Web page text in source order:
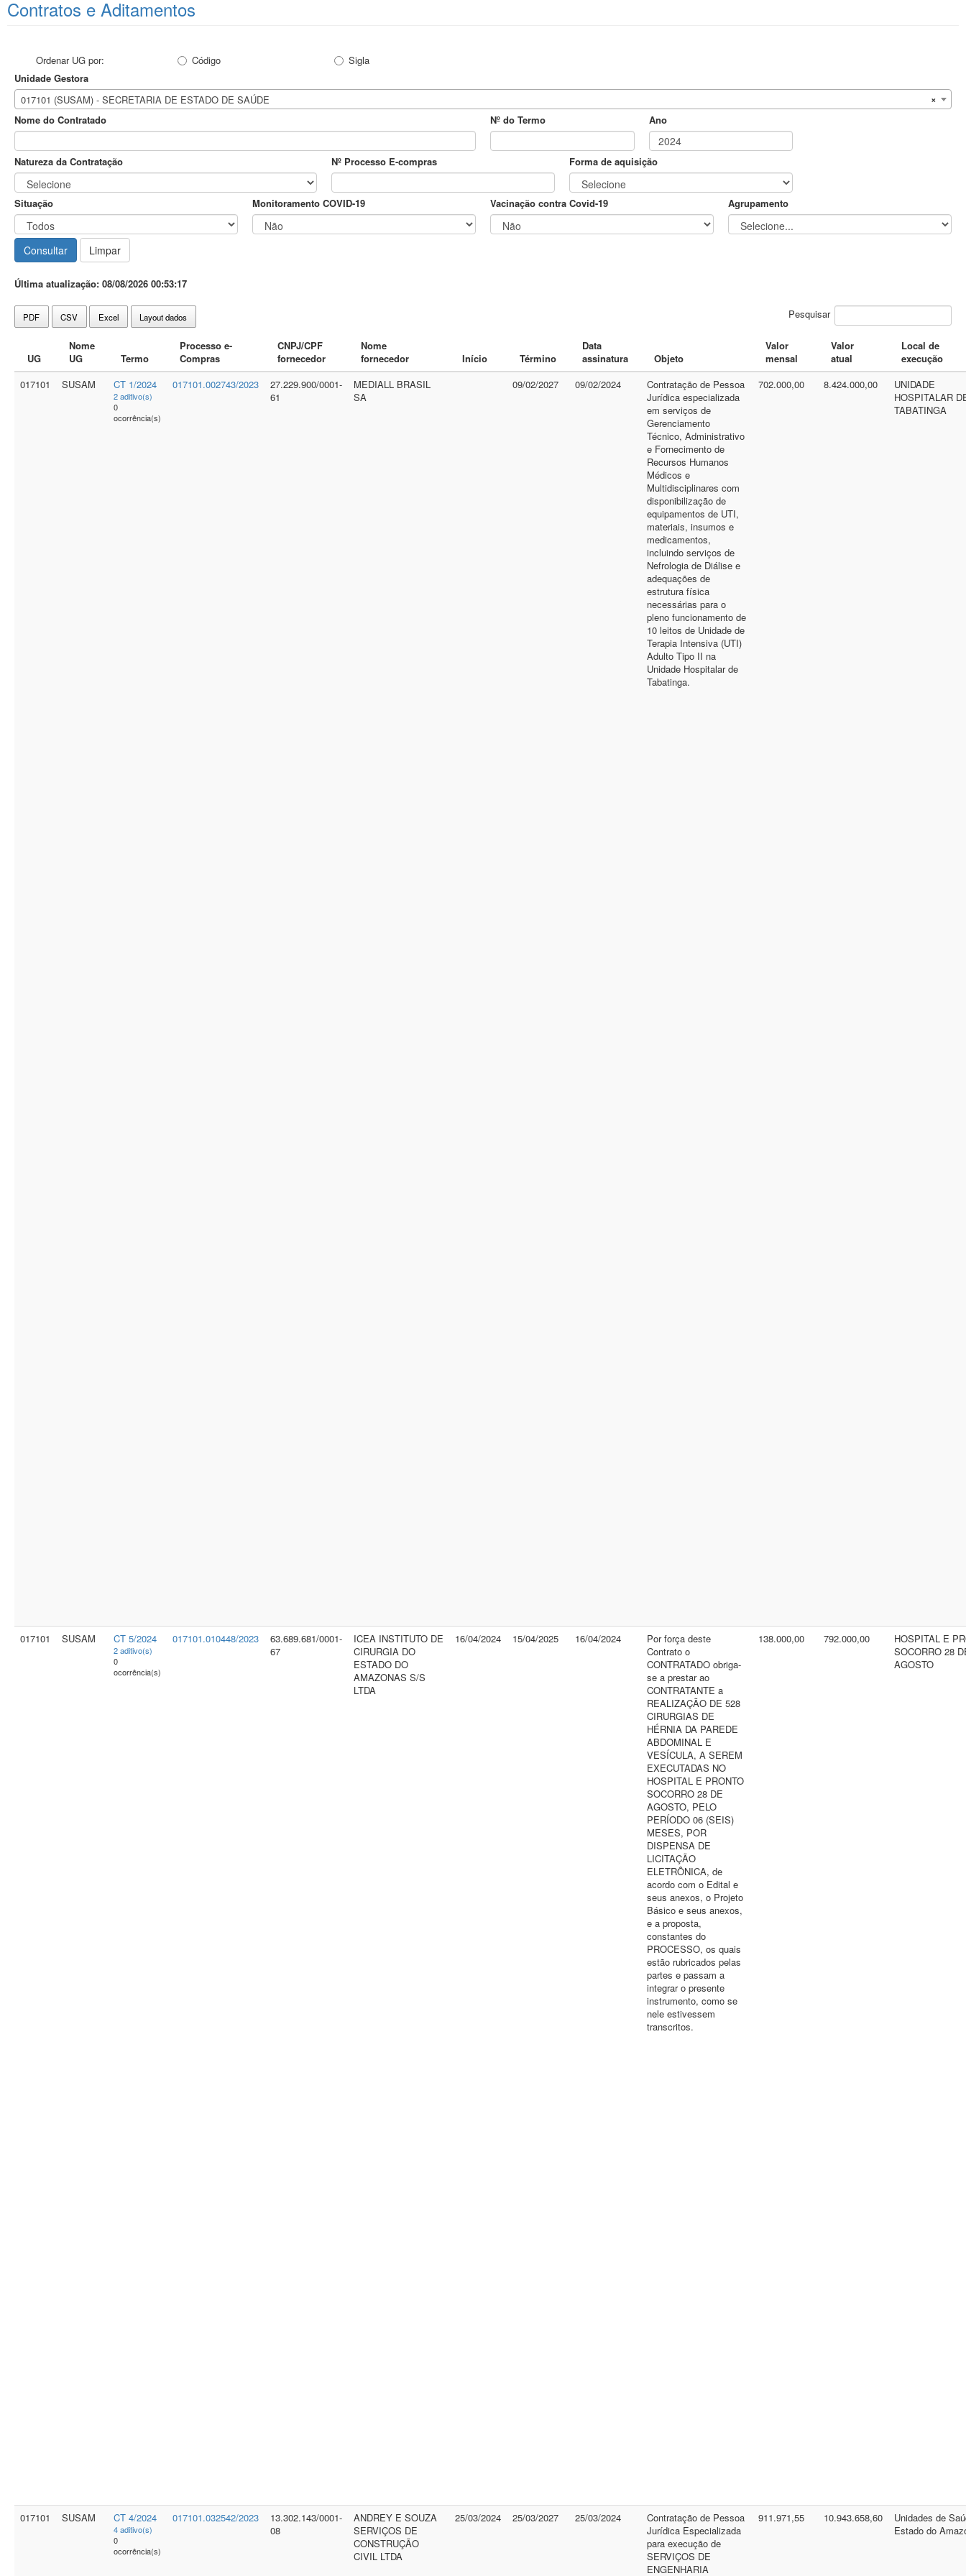
Contratos e Aditamentos
Ordenar UG por: Código
Sigla
Unidade Gestora
×
017101 (SUSAM) - SECRETARIA DE ESTADO DE SAÚDE
Nome do Contratado
Nº do Termo Ano
Natureza da Contratação Nº Processo E-compras Forma de aquisição
Situação Monitoramento COVID-19 Vacinação contra Covid-19 Agrupamento
Última atualização: 08/08/2026 00:53:17
PDF CSV Excel Layout dados Pesquisar
UG
Nome
UG
Termo
Processo e-
Compras
CNPJ/CPF
fornecedor
Nome
fornecedor
Início Término
Data
assinatura
Objeto
Valor
mensal
Valor
atual
Local de
execução
017101
SUSAM CT 1/2024
2 aditivo(s)
0
ocorrência(s)
017101.002743/2023
27.229.900/0001-
61
MEDIALL BRASIL
SA
09/02/2027 09/02/2024
Contratação de Pessoa
Jurídica especializada
em serviços de
Gerenciamento
Técnico, Administrativo
e Fornecimento de
Recursos Humanos
Médicos e
Multidisciplinares com
disponibilização de
equipamentos de UTI,
materiais, insumos e
medicamentos,
incluindo serviços de
Nefrologia de Diálise e
adequações de
estrutura física
necessárias para o
pleno funcionamento de
10 leitos de Unidade de
Terapia Intensiva (UTI)
Adulto Tipo II na
Unidade Hospitalar de
Tabatinga.
702.000,00 8.424.000,00
UNIDADE
HOSPITALAR
TABATINGA
017101 SUSAM CT 5/2024
2 aditivo(s)
0
ocorrência(s)
017101.010448/2023
63.689.681/0001-
67
ICEA INSTITUTO DE
CIRURGIA DO
ESTADO DO
AMAZONAS S/S
LTDA
16/04/2024 15/04/2025 16/04/2024
Por força deste
Contrato o
CONTRATADO obriga-
se a prestar ao
CONTRATANTE a
REALIZAÇÃO DE 528
CIRURGIAS DE
HÉRNIA DA PAREDE
ABDOMINAL E
VESÍCULA, A SEREM
EXECUTADAS NO
HOSPITAL E PRONTO
SOCORRO 28 DE
AGOSTO, PELO
PERÍODO 06 (SEIS)
MESES, POR
DISPENSA DE
LICITAÇÃO
ELETRÔNICA, de
acordo com o Edital e
seus anexos, o Projeto
Básico e seus anexos,
e a proposta,
constantes do
PROCESSO, os quais
estão rubricados pelas
partes e passam a
integrar o presente
instrumento, como se
nele estivessem
transcritos.
138.000,00 792.000,00
HOSPITAL E
SOCORRO 28
AGOSTO
017101 SUSAM CT 4/2024
4 aditivo(s)
0
ocorrência(s)
017101.032542/2023
13.302.143/0001-
08
ANDREY E SOUZA
SERVIÇOS DE
CONSTRUÇÃO
CIVIL LTDA
25/03/2024 25/03/2027 25/03/2024
Contratação de Pessoa
Jurídica Especializada
para execução de
SERVIÇOS DE
ENGENHARIA
911.971,55 10.943.658,60
Unidades de
Estado do